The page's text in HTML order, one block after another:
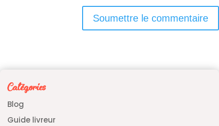
Soumettre le commentaire
Catégories
Blog
Guide livreur